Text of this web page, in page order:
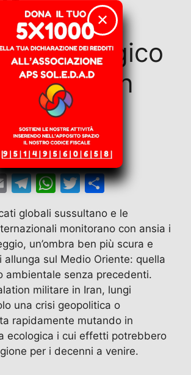
ecologico
in
Roberto Cabrino
E
m
ai
l
T
el
e
gr
a
m
W
at
s
A
p
p
T
w
itt
er
C
n
di
vi
di
globali sussultano e le
monitorano con ansia i
un’ombra ben più scura e
allunga sul Medio Oriente: quella
ambientale senza precedenti.
militare in Iran, lungi
una crisi geopolitica o
rapidamente mutando in
ecologica i cui effetti potrebbero
per i decenni a venire.
✕